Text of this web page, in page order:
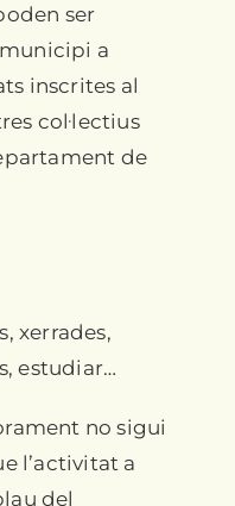
ser
a
inscrites al
col·lectius
de
xerrades,
estudiar…
no sigui
l’activitat a
del